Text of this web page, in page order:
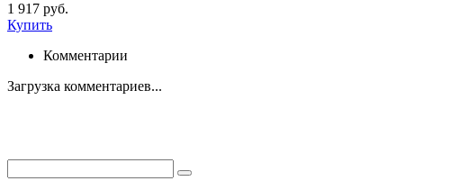
1 917 руб.
Купить
Комментарии
Загрузка комментариев...